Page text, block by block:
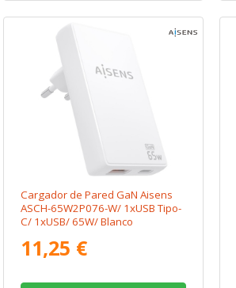
Cargador de Pared GaN Aisens
ASCH-65W2P076-W/ 1xUSB Tipo-
C/ 1xUSB/ 65W/ Blanco
11,25 €